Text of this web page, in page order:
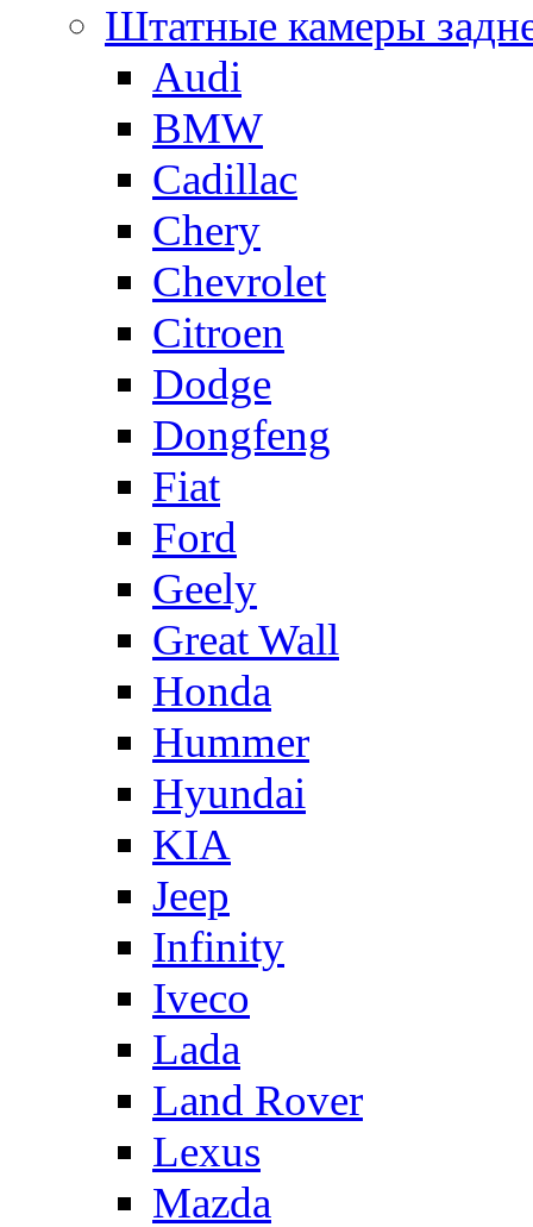
Штатные камеры
Audi
BMW
Cadillac
Chery
Chevrolet
Citroen
Dodge
Dongfeng
Fiat
Ford
Geely
Great Wall
Honda
Hummer
Hyundai
KIA
Jeep
Infinity
Iveco
Lada
Land Rover
Lexus
Mazda